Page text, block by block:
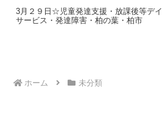
3月２９日☆児童発達支援・放課後等デイ
サービス・発達障害・柏の葉・柏市
ホーム 未分類